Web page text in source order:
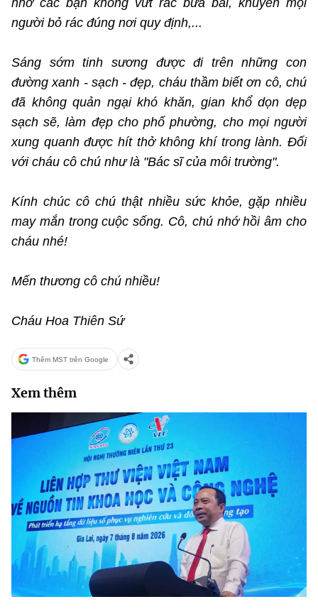
nhở các bạn không vứt rác bừa bãi, khuyên mọi
người bỏ rác đúng nơi quy định,...
Sáng sớm tinh sương được đi trên những con
đường xanh - sạch - đẹp, cháu thầm biết ơn cô, chú
đã không quản ngại khó khăn, gian khổ dọn dẹp
sạch sẽ, làm đẹp cho phố phường, cho mọi người
xung quanh được hít thở không khí trong lành. Đối
với cháu cô chú như là "Bác sĩ của môi trường".
Kính chúc cô chú thật nhiều sức khỏe, gặp nhiều
may mắn trong cuộc sống. Cô, chú nhớ hồi âm cho
cháu nhé!
Mến thương cô chú nhiều!
Cháu Hoa Thiên Sứ
Thêm MST trên Google
Xem thêm